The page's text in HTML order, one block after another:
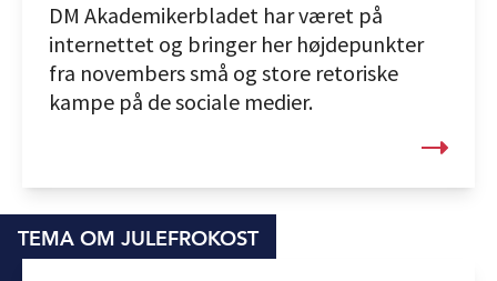
DM Akademikerbladet har været på
internettet og bringer her højdepunkter
fra novembers små og store retoriske
kampe på de sociale medier.
TEMA OM JULEFROKOST